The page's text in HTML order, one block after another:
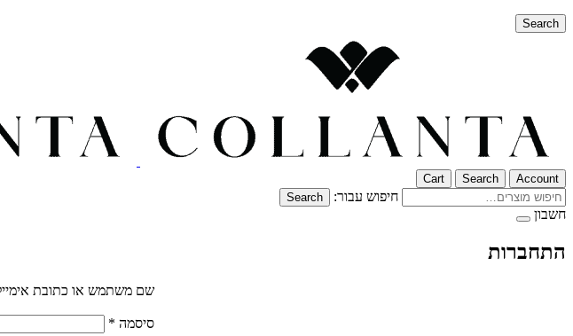
Search
Account
Search
Cart
חיפוש עבור: Search
חשבון
התחברות
שם משתמש או כתובת
סיסמה *